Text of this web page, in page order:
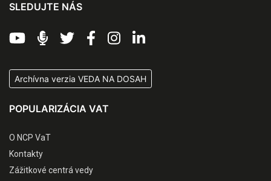
SLEDUJTE NÁS
Archívna verzia VEDA NA DOSAH
POPULARIZÁCIA VAT
O NCP VaT
Kontakty
Zážitkové centrá vedy